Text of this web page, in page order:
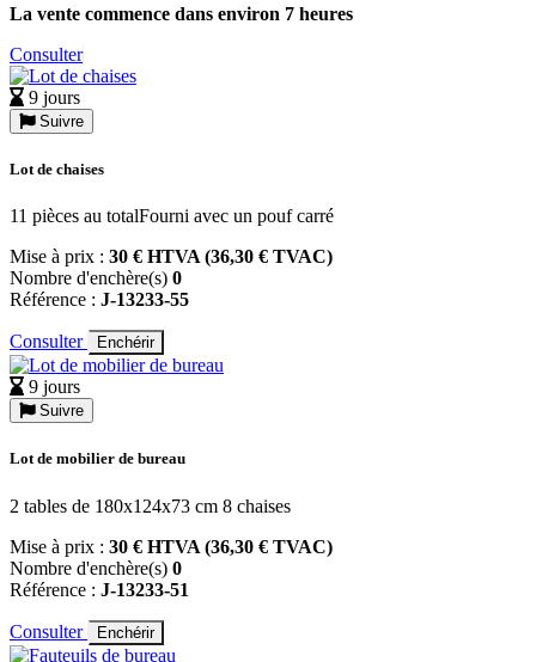
La vente commence dans environ 7 heures
Consulter
9 jours
Suivre
Lot de chaises
11 pièces au totalFourni avec un pouf carré
Mise à prix : 30 € HTVA (36,30 € TVAC)
Nombre d'enchère(s) 0
Référence : J-13233-55
Consulter Enchérir
9 jours
Suivre
Lot de mobilier de bureau
2 tables de 180x124x73 cm 8 chaises
Mise à prix : 30 € HTVA (36,30 € TVAC)
Nombre d'enchère(s) 0
Référence : J-13233-51
Consulter Enchérir